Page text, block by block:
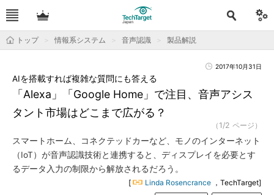
トップ 情報系システム 音声認識 製品解説
2017年10月31日
「Alexa」「Google Home」で注目、音声アシス
タント市場はどこまで広がる？
AIを搭載すれば複雑な質問にも答える
（1/2 ページ）
スマートホーム、コネクテッドカーなど、モノのインターネット
（IoT）が音声認識技術と連携すると、ディスプレイを必要とす
るデータ入力の制限から解放されるだろう。
[ Linda Rosencrance ，TechTarget]